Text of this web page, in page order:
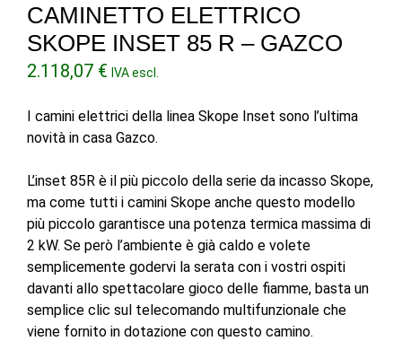
CAMINETTO ELETTRICO
SKOPE INSET 85 R – GAZCO
2.118,07 € IVA escl.
I camini elettrici della linea Skope Inset sono l’ultima
novità in casa Gazco.
L’inset 85R è il più piccolo della serie da incasso Skope,
ma come tutti i camini Skope anche questo modello
più piccolo garantisce una potenza termica massima di
2 kW. Se però l’ambiente è già caldo e volete
semplicemente godervi la serata con i vostri ospiti
davanti allo spettacolare gioco delle fiamme, basta un
semplice clic sul telecomando multifunzionale che
viene fornito in dotazione con questo camino.